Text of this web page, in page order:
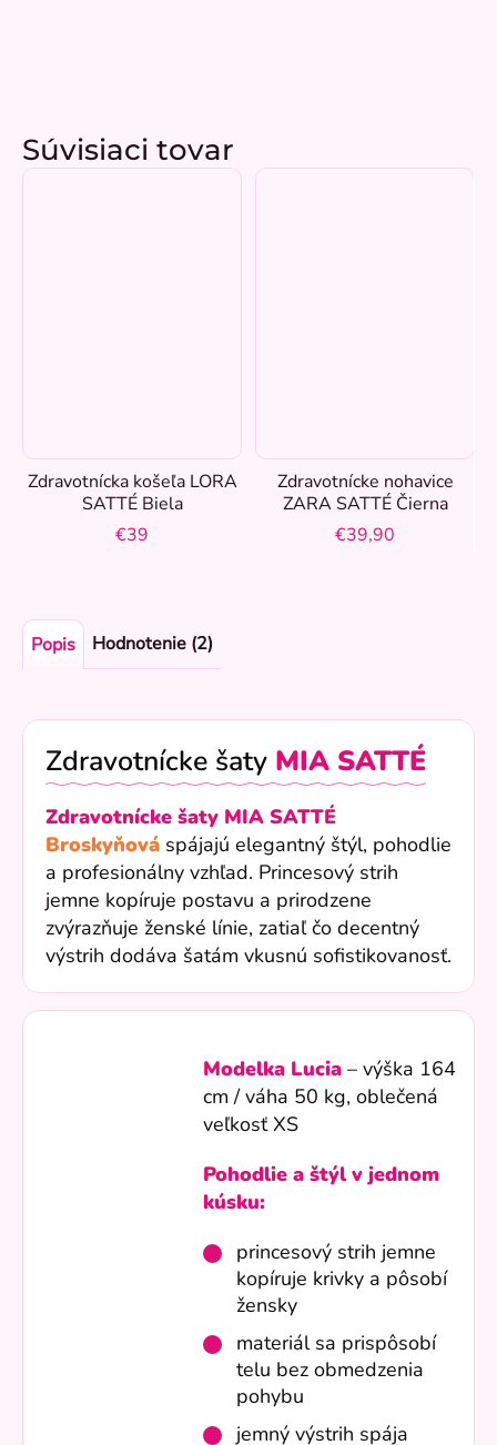
Súvisiaci tovar
Zdravotnícka košeľa LORA
SATTÉ Biela
€39
Zdravotnícke nohavice
ZARA SATTÉ Čierna
€39,90
Popis Hodnotenie (2)
Zdravotnícke šaty MIA SATTÉ
Zdravotnícke šaty MIA SATTÉ
Broskyňová spájajú elegantný štýl, pohodlie
a profesionálny vzhľad. Princesový strih
jemne kopíruje postavu a prirodzene
zvýrazňuje ženské línie, zatiaľ čo decentný
výstrih dodáva šatám vkusnú sofistikovanosť.
Modelka Lucia – výška 164
cm / váha 50 kg, oblečená
veľkosť XS
Pohodlie a štýl v jednom
kúsku:
princesový strih jemne
kopíruje krivky a pôsobí
žensky
materiál sa prispôsobí
telu bez obmedzenia
pohybu
jemný výstrih spája